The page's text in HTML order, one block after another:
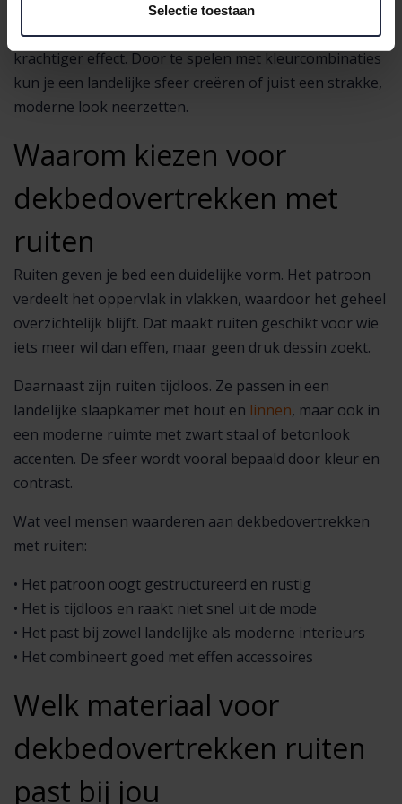
Selectie toestaan
Kleine ruitjes zorgen voor een verfijnde en rustige
uitstraling. Grote blokken geven meer contrast en een
krachtiger effect. Door te spelen met kleurcombinaties
kun je een landelijke sfeer creëren of juist een strakke,
moderne look neerzetten.
Waarom kiezen voor
dekbedovertrekken met
ruiten
Ruiten geven je bed een duidelijke vorm. Het patroon
verdeelt het oppervlak in vlakken, waardoor het geheel
overzichtelijk blijft. Dat maakt ruiten geschikt voor wie
iets meer wil dan effen, maar geen druk dessin zoekt.
Daarnaast zijn ruiten tijdloos. Ze passen in een
landelijke slaapkamer met hout en linnen, maar ook in
een moderne ruimte met zwart staal of betonlook
accenten. De sfeer wordt vooral bepaald door kleur en
contrast.
Wat veel mensen waarderen aan dekbedovertrekken
met ruiten:
• Het patroon oogt gestructureerd en rustig
• Het is tijdloos en raakt niet snel uit de mode
• Het past bij zowel landelijke als moderne interieurs
• Het combineert goed met effen accessoires
Welk materiaal voor
dekbedovertrekken ruiten
past bij jou